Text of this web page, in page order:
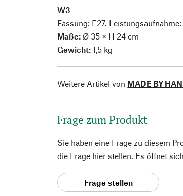
W3
Fassung: E27.
Maße: Ø 35 × H 24 cm
Gewicht: 1,5 kg
Weitere Artikel von MADE BY
Frage zum Produkt
Sie haben eine Frage zu diesem
die Frage hier stellen. Es öffnet
Frage stellen